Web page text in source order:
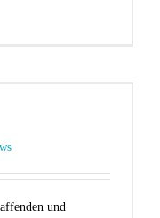
und